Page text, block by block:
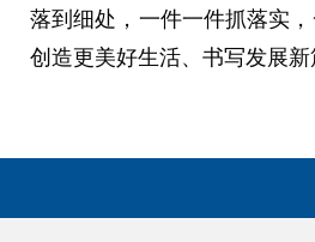
落到细处，一件一件抓落实
创造更美好生活、书写发展新